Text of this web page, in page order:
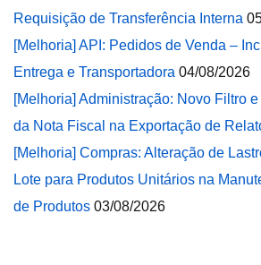
Requisição de Transferência Interna
[Melhoria] API: Pedidos de Venda –
Entrega e Transportadora 04/08/2026
[Melhoria] Administração: Novo Filtro
da Nota Fiscal na Exportação de
[Melhoria] Compras: Alteração de
Lote para Produtos Unitários na
de Produtos 03/08/2026